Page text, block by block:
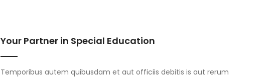
Your Partner in Special Education
Temporibus autem quibusdam et aut officiis debitis is aut rerum